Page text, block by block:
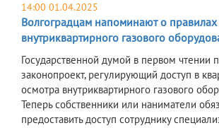
14:00 01.04.2025
Волгоградцам напоминают о
внутриквартирного газового
Государственной думой в первом чтении
законопроект, регулирующий доступ в
осмотра внутриквартирного газового
Теперь собственники или наниматели
предоставить доступ сотруднику